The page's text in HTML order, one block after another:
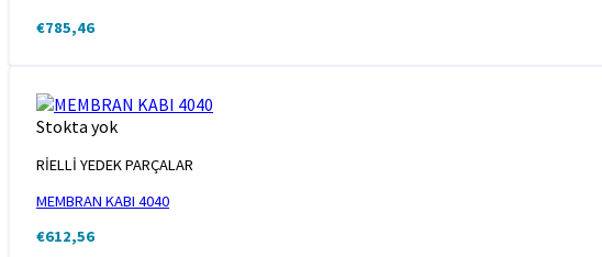
€785,46
Stokta yok
RİELLİ YEDEK PARÇALAR
MEMBRAN KABI 4040
€612,56